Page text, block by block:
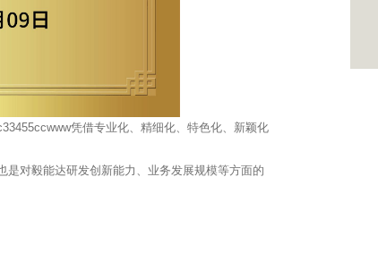
凭借专业化、精细化、特色化、新颖化
对毅能达研发创新能力、业务发展规模等方面的